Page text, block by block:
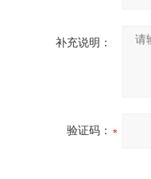
补充说明：
验证码：